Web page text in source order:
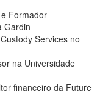
Formador
Gardin
Services no
na Universidade
financeiro da Future